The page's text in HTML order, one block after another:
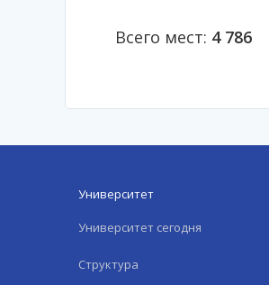
Всего мест: 4 786
Университет
Университет сегодня
Структура